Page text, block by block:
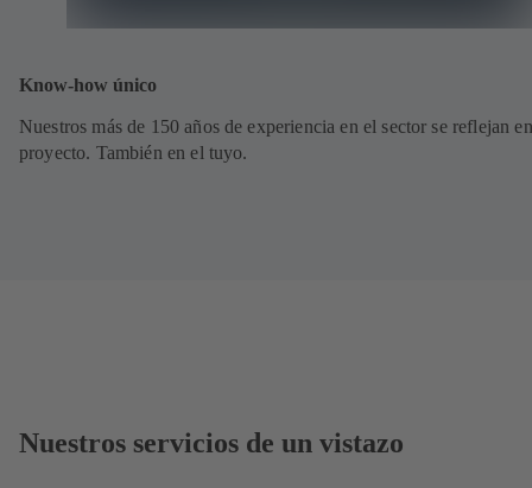
Know-how único
Nuestros más de 150 años de experiencia en el sector se reflejan
proyecto. También en el tuyo.
Nuestros servicios de un vistazo